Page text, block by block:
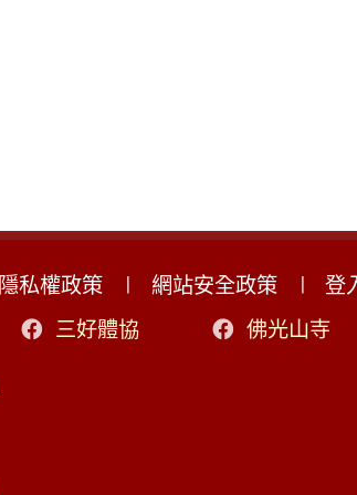
隱私權政策 網站安全政策
登
三好體協 佛光山寺